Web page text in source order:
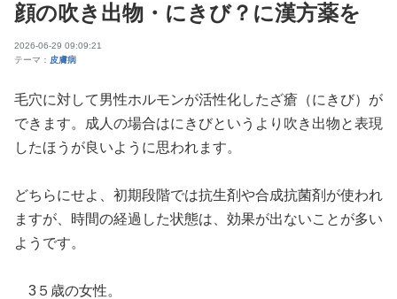
顔の吹き出物・にきび？に漢方薬を
2026-06-29 09:09:21
テーマ： 皮膚病
毛穴に対して男性ホルモンが活性化したざ瘡（にきび）が
できます。成人の場合はにきびというより吹き出物と表現
したほうが良いように思われます。
どちらにせよ、初期段階では抗生剤や合成抗菌剤が使われ
ますが、時間の経過した状態は、効果が出ないことが多い
ようです。
3５歳の女性。